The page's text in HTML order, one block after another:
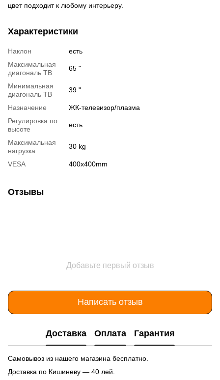
цвет подходит к любому интерьеру.
Характеристики
Наклон
есть
Максимальная
диагональ ТВ
65 "
Минимальная
диагональ ТВ
39 "
Назначение
ЖК-телевизор/плазма
Регулировка по
высоте
есть
Максимальная
нагрузка
30 kg
VESA 400x400mm
Отзывы
Добавьте первый отзыв
Написать отзыв
Доставка Оплата Гарантия
Самовывоз из нашего магазина бесплатно.
Доставка по Кишиневу — 40 лей.